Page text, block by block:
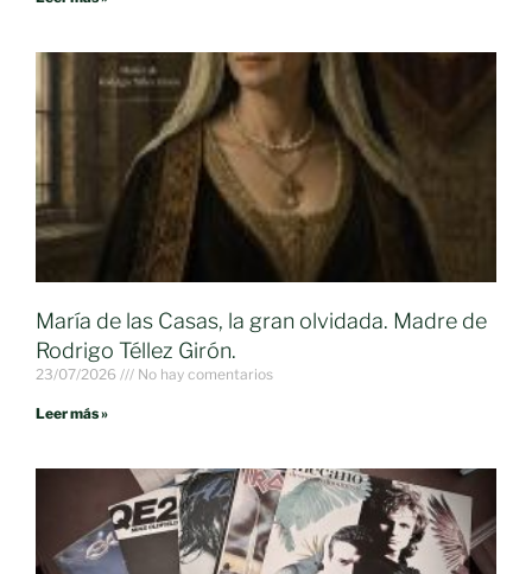
María de las Casas, la gran olvidada. Madre de
Rodrigo Téllez Girón.
23/07/2026 No hay comentarios
Leer más »